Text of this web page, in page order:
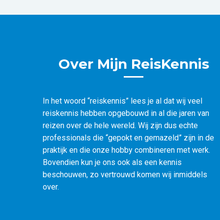
Over Mijn ReisKennis
In het woord “reiskennis” lees je al dat wij veel
reiskennis hebben opgebouwd in al die jaren van
reizen over de hele wereld. Wij zijn dus echte
professionals die “gepokt en gemazeld” zijn in de
praktijk en die onze hobby combineren met werk.
Bovendien kun je ons ook als een kennis
beschouwen, zo vertrouwd komen wij inmiddels
over.